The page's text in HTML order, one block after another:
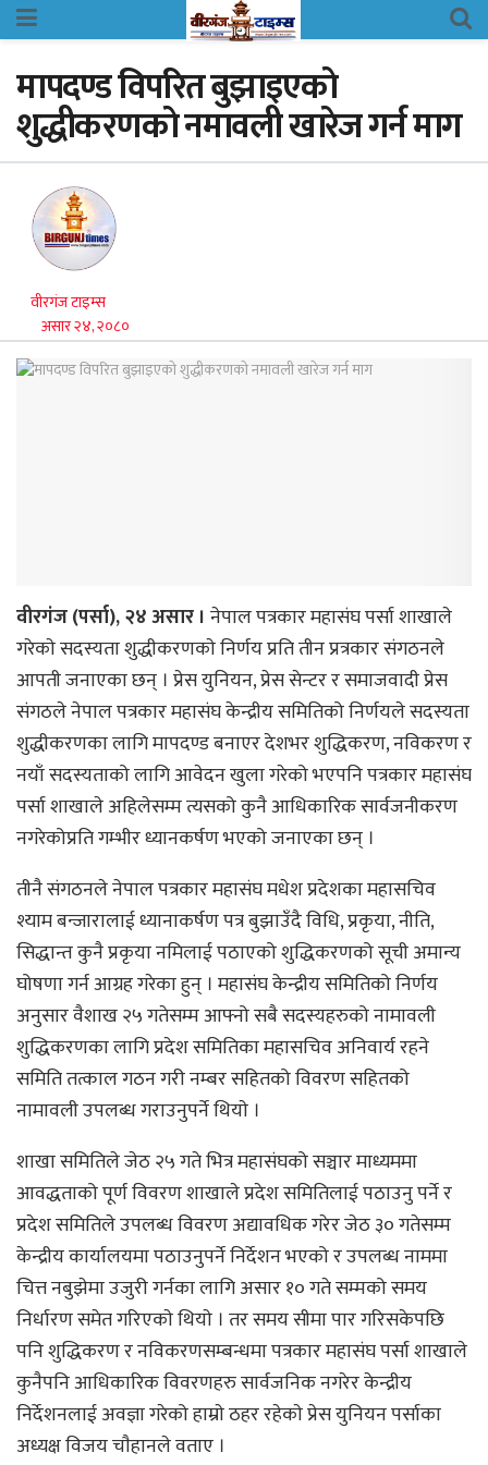
मापदण्ड विपरित बुझाइएकाे
शुद्धीकरणकाे नमावली खारेज गर्न माग
वीरगंज टाइम्स
असार २४, २०८०
वीरगंज (पर्सा), २४ असार । नेपाल पत्रकार महासंघ पर्सा शाखाले
गरेकाे सदस्यता शुद्धीकरणकाे निर्णय प्रति तीन प्रत्रकार संगठनले
आपती जनाएका छन् । प्रेस युनियन, प्रेस सेन्टर र समाजवादी प्रेस
संगठले नेपाल पत्रकार महासंघ केन्द्रीय समितिको निर्णयले सदस्यता
शुद्धीकरणका लागि मापदण्ड बनाएर देशभर शुद्धिकरण, नविकरण र
नयाँ सदस्यताको लागि आवेदन खुला गरेको भएपनि पत्रकार महासंघ
पर्सा शाखाले अहिलेसम्म त्यसको कुनै आधिकारिक सार्वजनीकरण
नगरेकोप्रति गम्भीर ध्यानकर्षण भएको जनाएका छन् ।
तीनै संगठनले नेपाल पत्रकार महासंघ मधेश प्रदेशका महासचिव
श्याम बन्जारालाई ध्यानाकर्षण पत्र बुझाउँदै विधि, प्रकृया, नीति,
सिद्धान्त कुनै प्रकृया नमिलाई पठाएको शुद्धिकरणको सूची अमान्य
घोषणा गर्न आग्रह गरेका हुन् । महासंघ केन्द्रीय समितिको निर्णय
अनुसार वैशाख २५ गतेसम्म आफ्नो सबै सदस्यहरुको नामावली
शुद्धिकरणका लागि प्रदेश समितिका महासचिव अनिवार्य रहने
समिति तत्काल गठन गरी नम्बर सहितको विवरण सहितको
नामावली उपलब्ध गराउनुपर्ने थियाे ।
शाखा समितिले जेठ २५ गते भित्र महासंघको सञ्चार माध्यममा
आवद्धताको पूर्ण विवरण शाखाले प्रदेश समितिलाई पठाउनु पर्ने र
प्रदेश समितिले उपलब्ध विवरण अद्यावधिक गरेर जेठ ३० गतेसम्म
केन्द्रीय कार्यालयमा पठाउनुपर्ने निर्देशन भएको र उपलब्ध नाममा
चित्त नबुझेमा उजुरी गर्नका लागि असार १० गते सम्मको समय
निर्धारण समेत गरिएकाे थियाे । तर समय सीमा पार गरिसकेपछि
पनि शुद्धिकरण र नविकरणसम्बन्धमा पत्रकार महासंघ पर्सा शाखाले
कुनैपनि आधिकारिक विवरणहरु सार्वजनिक नगरेर केन्द्रीय
निर्देशनलाई अवज्ञा गरेको हाम्राे ठहर रहेकाे प्रेस युनियन पर्साका
अध्यक्ष विजय चाैहानले वताए ।